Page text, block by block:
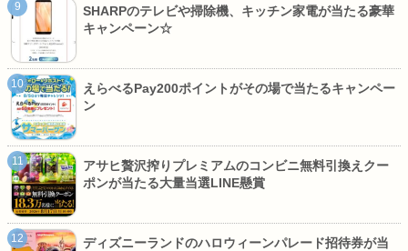
SHARPのテレビや掃除機、キッチン家電が当たる豪華
キャンペーン☆
えらべるPay200ポイントがその場で当たるキャンペー
ン
アサヒ贅沢搾りプレミアムのコンビニ無料引換えクー
ポンが当たる大量当選LINE懸賞
ディズニーランドのハロウィーンパレード招待券が当